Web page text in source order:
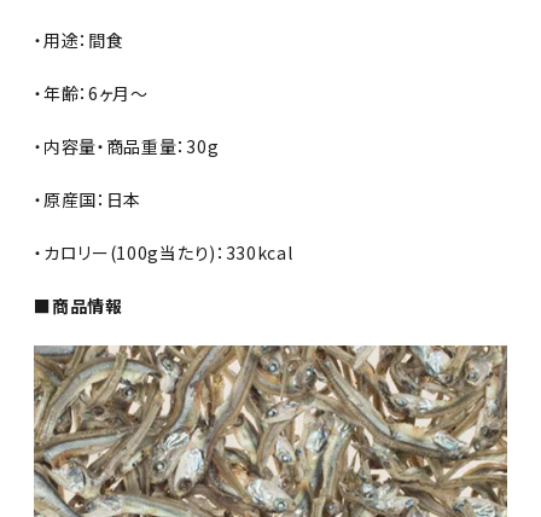
・用途：間食
・年齢：6ヶ月～
・内容量・商品重量：30g
・原産国：日本
・カロリー(100g当たり)：330kcal
■商品情報